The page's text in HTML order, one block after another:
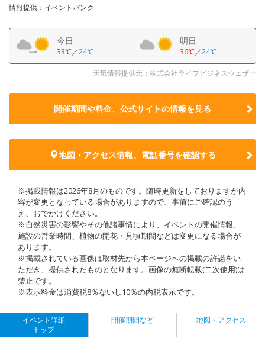
情報提供：イベントバンク
今日
33℃／24℃
明日
36℃／24℃
天気情報提供元：株式会社ライフビジネスウェザー
開催期間や料金、公式サイトの情報を見る
地図・アクセス情報、電話番号を確認する
※掲載情報は2026年8月のものです。随時更新をしておりますが内
容が変更となっている場合がありますので、事前にご確認のう
え、おでかけください。
※自然災害の影響やその他諸事情により、イベントの開催情報、
施設の営業時間、植物の開花・見頃期間などは変更になる場合が
あります。
※掲載されている画像は取材先から本ページへの掲載の許諾をい
ただき、提供されたものとなります。画像の無断転載(二次使用)は
禁止です。
※表示料金は消費税8％ないし10％の内税表示です。
イベント詳細
トップ
開催期間など 地図・アクセス